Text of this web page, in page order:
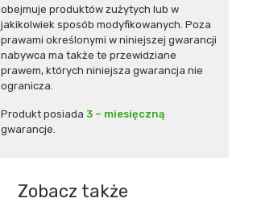
obejmuje produktów zużytych lub w
jakikolwiek sposób modyfikowanych. Poza
prawami określonymi w niniejszej gwarancji
nabywca ma także te przewidziane
prawem, których niniejsza gwarancja nie
ogranicza.
Produkt posiada 3 – miesięczną
gwarancje.
Zobacz także